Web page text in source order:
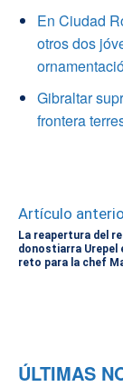
En Ciudad
otros dos
Gibraltar
frontera
Artículo
La reapertura del
donostiarra Urepel
reto para la chef
ÚLTIMAS